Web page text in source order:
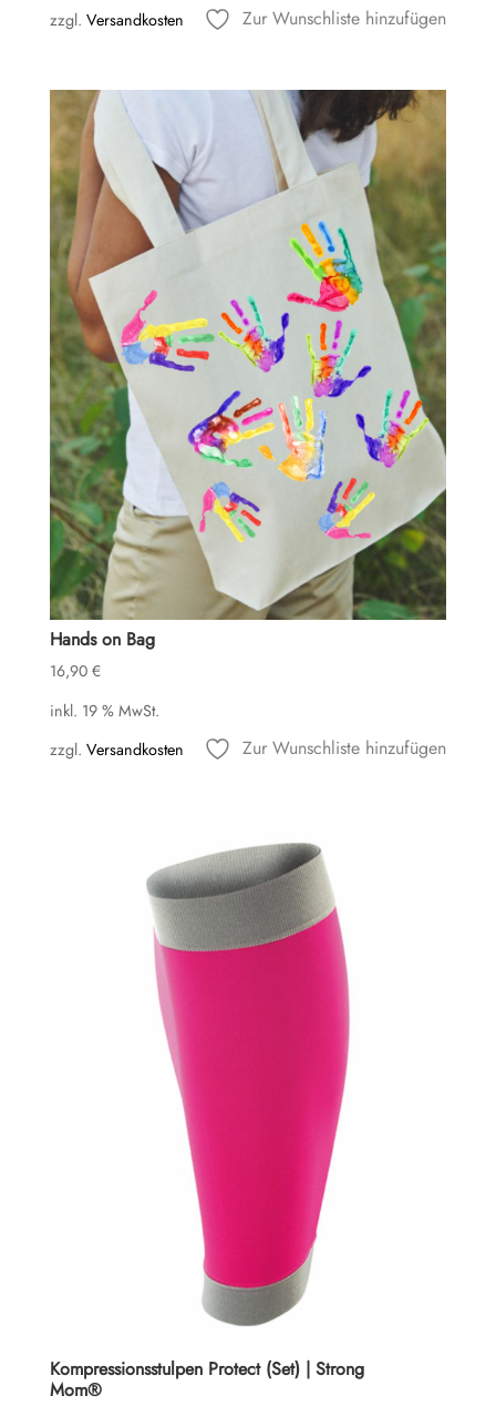
zzgl. Versandkosten Zur Wunschliste hinzufügen
Hands on Bag
16,90 €
inkl. 19 % MwSt.
zzgl. Versandkosten Zur Wunschliste hinzufügen
Kompressionsstulpen Protect (Set) | Strong
Mom®